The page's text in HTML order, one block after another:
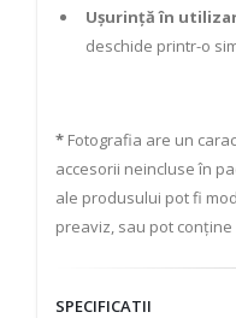
Ușurință în
deschide printr-o
* Fotografia are un
accesorii neincluse în
ale produsului pot fi
preaviz, sau pot
SPECIFICATII